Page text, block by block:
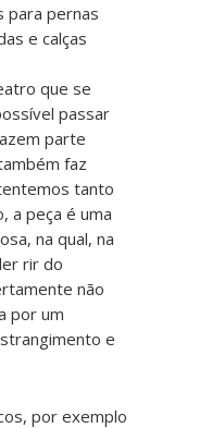
para pernas
e calças
que se
passar
parte
faz
tanto
a peça é uma
na qual, na
rir do
não
por um
e
por exemplo